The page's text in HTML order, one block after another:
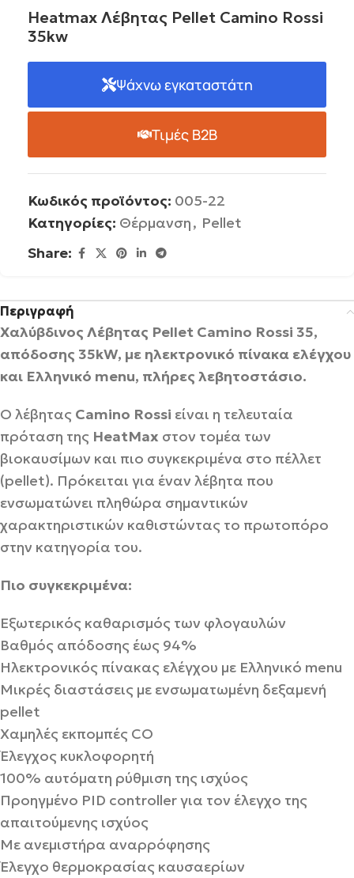
Heatmax Λέβητας Pellet Camino Rossi
35kw
Ψάχνω εγκαταστάτη
Τιμές B2B
Κωδικός προϊόντος: 005-22
Κατηγορίες: Θέρμανση, Pellet
Share:
Περιγραφή
Χαλύβδινος Λέβητας Pellet Camino Rossi 35,
απόδοσης 35kW, με ηλεκτρονικό πίνακα ελέγχου
και Ελληνικό menu, πλήρες λεβητοστάσιο.
Ο λέβητας Camino Rossi είναι η τελευταία
πρόταση της HeatMax στον τομέα των
βιοκαυσίμων και πιο συγκεκριμένα στο πέλλετ
(pellet). Πρόκειται για έναν λέβητα που
ενσωματώνει πληθώρα σημαντικών
χαρακτηριστικών καθιστώντας το πρωτοπόρο
στην κατηγορία του.
Πιο συγκεκριμένα:
Εξωτερικός καθαρισμός των φλογαυλών
Βαθμός απόδοσης έως 94%
Ηλεκτρονικός πίνακας ελέγχου με Ελληνικό menu
Μικρές διαστάσεις με ενσωματωμένη δεξαμενή
pellet
Χαμηλές εκπομπές CO
Έλεγχος κυκλοφορητή
100% αυτόματη ρύθμιση της ισχύος
Προηγμένο PID controller για τον έλεγχο της
απαιτούμενης ισχύος
Με ανεμιστήρα αναρρόφησης
Έλεγχο θερμοκρασίας καυσαερίων